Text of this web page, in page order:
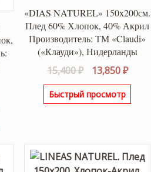
«DIAS NATUREL» 150х200см.
Плед 60% Хлопок, 40% Акрил
Производитель: ТМ «Claudi»
(«Клауди»), Нидерланды
15,400₽
цена
составляла
13,850₽
Быстрый просмотр